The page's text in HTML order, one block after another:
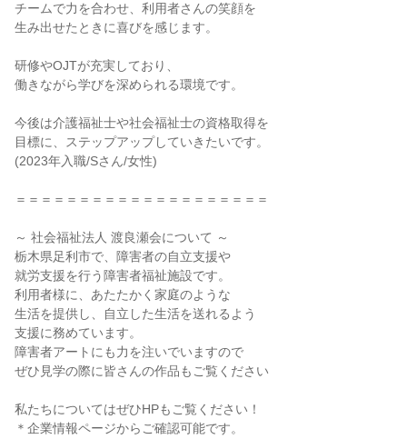
チームで力を合わせ、利用者さんの笑顔を
生み出せたときに喜びを感じます。
研修やOJTが充実しており、
働きながら学びを深められる環境です。
今後は介護福祉士や社会福祉士の資格取得を
目標に、ステップアップしていきたいです。
(2023年入職/Sさん/女性)
＝＝＝＝＝＝＝＝＝＝＝＝＝＝＝＝＝＝＝＝
～ 社会福祉法人 渡良瀬会について ～
栃木県足利市で、障害者の自立支援や
就労支援を行う障害者福祉施設です。
利用者様に、あたたかく家庭のような
生活を提供し、自立した生活を送れるよう
支援に務めています。
障害者アートにも力を注いでいますので
ぜひ見学の際に皆さんの作品もご覧ください
私たちについてはぜひHPもご覧ください！
＊企業情報ページからご確認可能です。